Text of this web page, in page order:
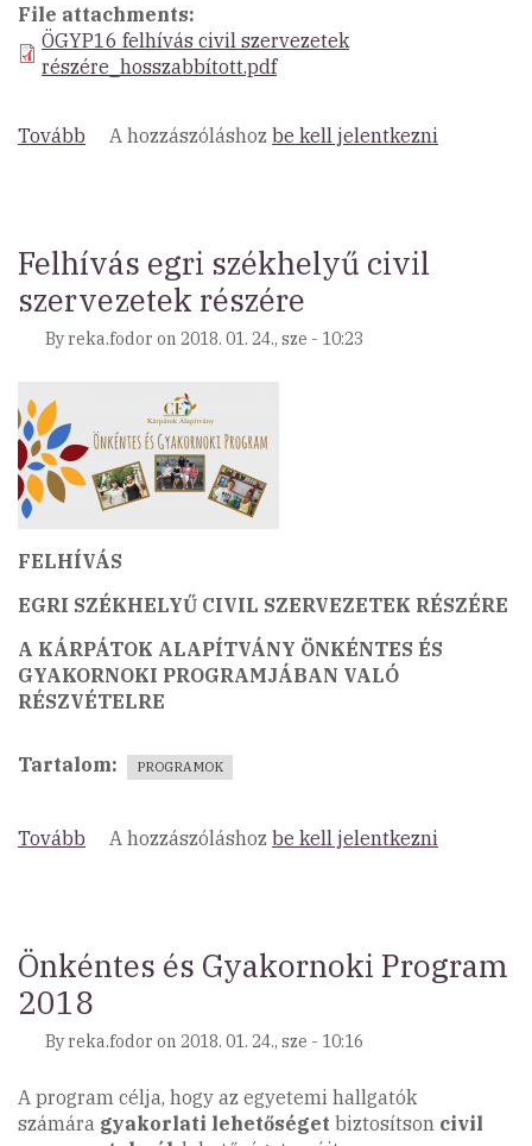
File attachments
ÖGYP16 felhívás civil szervezetek
részére_hosszabbított.pdf
Tovább (Meghosszabbított
felhívás
civil
szervezetek
részére
Gyakornoki
Programban
való
A hozzászóláshoz be kell jelentkezni
Felhívás egri székhelyű civil
szervezetek részére
By reka.fodor on 2018. 01. 24., sze - 10:23
FELHÍVÁS
EGRI SZÉKHELYŰ CIVIL SZERVEZETEK RÉSZÉRE
A KÁRPÁTOK ALAPÍTVÁNY ÖNKÉNTES ÉS
GYAKORNOKI PROGRAMJÁBAN VALÓ
RÉSZVÉTELRE
Tartalom PROGRAMOK
Tovább (Felhívás
szervezetek
részére)
A hozzászóláshoz be kell jelentkezni
Önkéntes és Gyakornoki Program
2018
By reka.fodor on 2018. 01. 24., sze - 10:16
A program célja, hogy az egyetemi hallgatók
számára gyakorlati lehetőséget biztosítson civil